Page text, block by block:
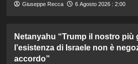
Giuseppe Recca 6 Agosto 2026 : 2:00
Netanyahu “Trump il nostro più
l’esistenza di Israele non è
accordo”